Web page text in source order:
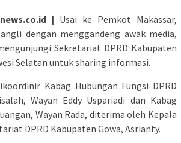
| Usai ke Pemkot Makassar,
dengan menggandeng awak media,
Sekretariat DPRD Kabupaten
Selatan untuk sharing informasi.
Kabag Hubungan Fungsi DPRD
Wayan Eddy Uspariadi dan Kabag
Wayan Rada, diterima oleh Kepala
DPRD Kabupaten Gowa, Asrianty.